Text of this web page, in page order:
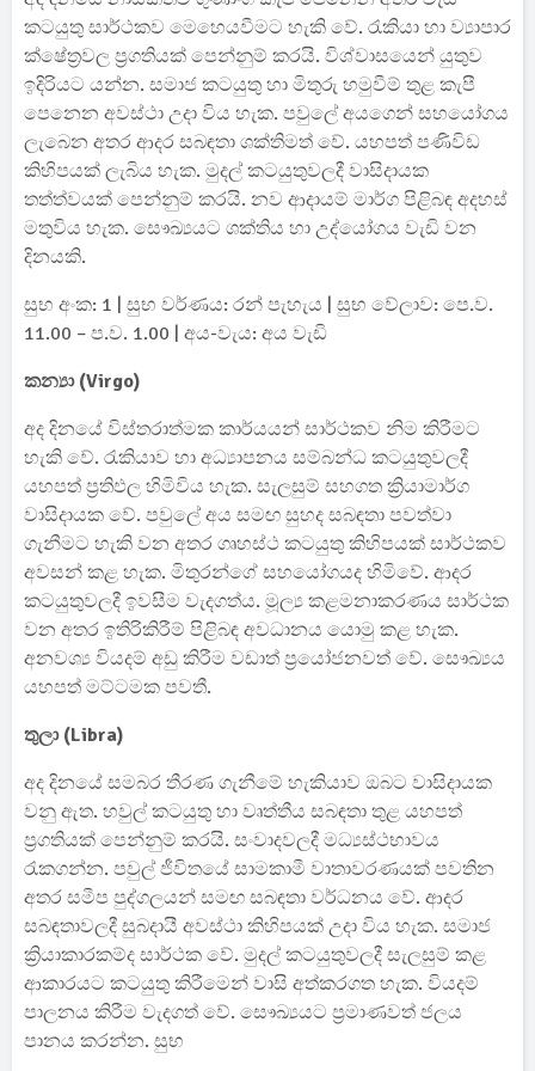
කටයුතු සාර්ථකව මෙහෙයවීමට හැකි වේ. රැකියා හා ව්‍යාපාර
ක්ෂේත්‍රවල ප්‍රගතියක් පෙන්නුම් කරයි. විශ්වාසයෙන් යුතුව
ඉදිරියට යන්න. සමාජ කටයුතු හා මිතුරු හමුවීම් තුළ කැපී
පෙනෙන අවස්ථා උදා විය හැක. පවුලේ අයගෙන් සහයෝගය
ලැබෙන අතර ආදර සබඳතා ශක්තිමත් වේ. යහපත් පණිවිඩ
කිහිපයක් ලැබිය හැක. මුදල් කටයුතුවලදී වාසිදායක
තත්ත්වයක් පෙන්නුම් කරයි. නව ආදායම් මාර්ග පිළිබඳ අදහස්
මතුවිය හැක. සෞඛ්‍යයට ශක්තිය හා උද්යෝගය වැඩි වන
දිනයකි.
සුභ අංක: 1 | සුභ වර්ණය: රන් පැහැය | සුභ වේලාව: පෙ.ව.
11.00 – ප.ව. 1.00 | අය-වැය: අය වැඩි
කන්‍යා (Virgo)
අද දිනයේ විස්තරාත්මක කාර්යයන් සාර්ථකව නිම කිරීමට
හැකි වේ. රැකියාව හා අධ්‍යාපනය සම්බන්ධ කටයුතුවලදී
යහපත් ප්‍රතිඵල හිමිවිය හැක. සැලසුම් සහගත ක්‍රියාමාර්ග
වාසිදායක වේ. පවුලේ අය සමඟ සුහද සබඳතා පවත්වා
ගැනීමට හැකි වන අතර ගෘහස්ථ කටයුතු කිහිපයක් සාර්ථකව
අවසන් කළ හැක. මිතුරන්ගේ සහයෝගයද හිමිවේ. ආදර
කටයුතුවලදී ඉවසීම වැදගත්ය. මූල්‍ය කළමනාකරණය සාර්ථක
වන අතර ඉතිරිකිරීම් පිළිබඳ අවධානය යොමු කළ හැක.
අනවශ්‍ය වියදම් අඩු කිරීම වඩාත් ප්‍රයෝජනවත් වේ. සෞඛ්‍යය
යහපත් මට්ටමක පවතී.
තුලා (Libra)
අද දිනයේ සමබර තීරණ ගැනීමේ හැකියාව ඔබට වාසිදායක
වනු ඇත. හවුල් කටයුතු හා වෘත්තීය සබඳතා තුළ යහපත්
ප්‍රගතියක් පෙන්නුම් කරයි. සංවාදවලදී මධ්‍යස්ථභාවය
රැකගන්න. පවුල් ජීවිතයේ සාමකාමී වාතාවරණයක් පවතින
අතර සමීප පුද්ගලයන් සමඟ සබඳතා වර්ධනය වේ. ආදර
සබඳතාවලදී සුබදායී අවස්ථා කිහිපයක් උදා විය හැක. සමාජ
ක්‍රියාකාරකම්ද සාර්ථක වේ. මුදල් කටයුතුවලදී සැලසුම් කළ
ආකාරයට කටයුතු කිරීමෙන් වාසි අත්කරගත හැක. වියදම්
පාලනය කිරීම වැදගත් වේ. සෞඛ්‍යයට ප්‍රමාණවත් ජලය
පානය කරන්න. සුභ